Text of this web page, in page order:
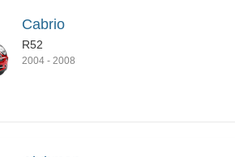
Cabrio
R52
2004 - 2008